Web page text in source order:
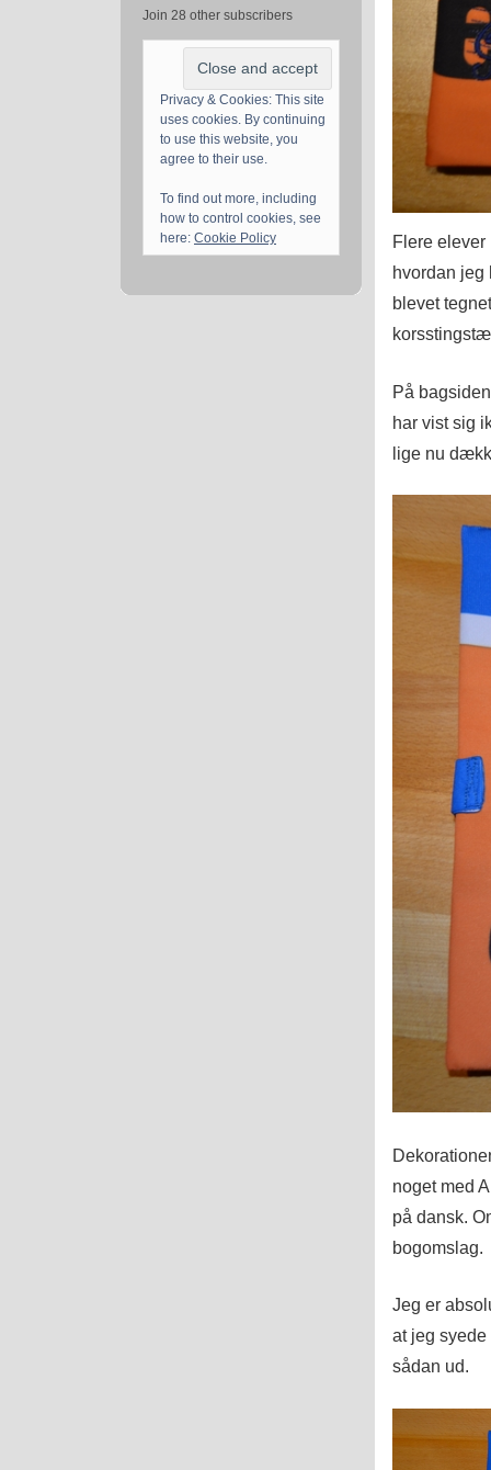
Join 28 other subscribers
Privacy & Cookies: This site
uses cookies. By continuing
to use this website, you
agree to their use.
To find out more, including
how to control cookies, see
here: Cookie Policy
Flere elever
hvordan jeg
blevet
På
har vist sig
lige nu
noget med
på dansk.
bogomslag.
Jeg er
at jeg
sådan ud.